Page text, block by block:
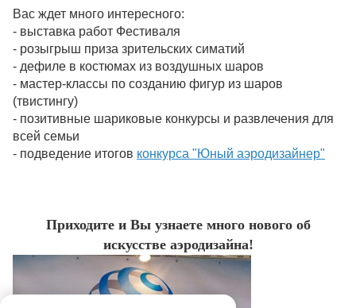
Вас ждет много интересного:
- выставка работ Фестиваля
- розыгрыш приза зрительских симатий
- дефиле в костюмах из воздушных шаров
- мастер-классы по созданию фигур из шаров
(твистингу)
- позитивные шариковые конкурсы и развлечения для
всей семьи
- подведение итогов конкурса "Юный аэродизайнер"
Приходите и Вы узнаете много нового об
искусстве аэродизайна!